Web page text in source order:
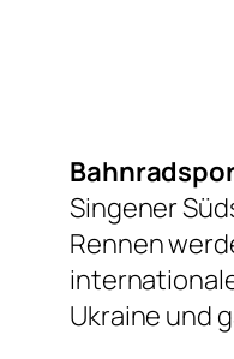
Singener
Rennen
Ukraine und